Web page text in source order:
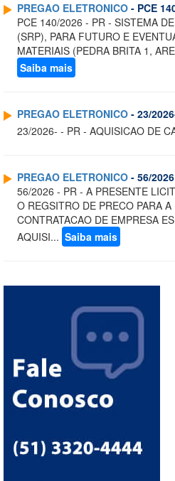
PREGAO ELETRONICO - PCE
PCE 140/2026 - PR - SISTEMA
(SRP), PARA FUTURO E
MATERIAIS (PEDRA BRITA 1,
Saiba mais
PREGAO ELETRONICO - 23/
23/2026- - PR - AQUISICAO DE
PREGAO ELETRONICO - 56/
56/2026 - PR - A PRESENTE
O REGSITRO DE PRECO PARA
CONTRATACAO DE EMPRESA
AQUISI... Saiba mais